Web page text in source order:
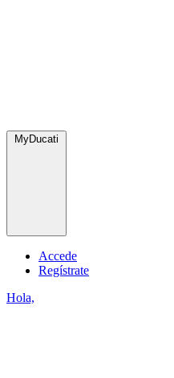
MyDucati
Accede
Regístrate
Hola,